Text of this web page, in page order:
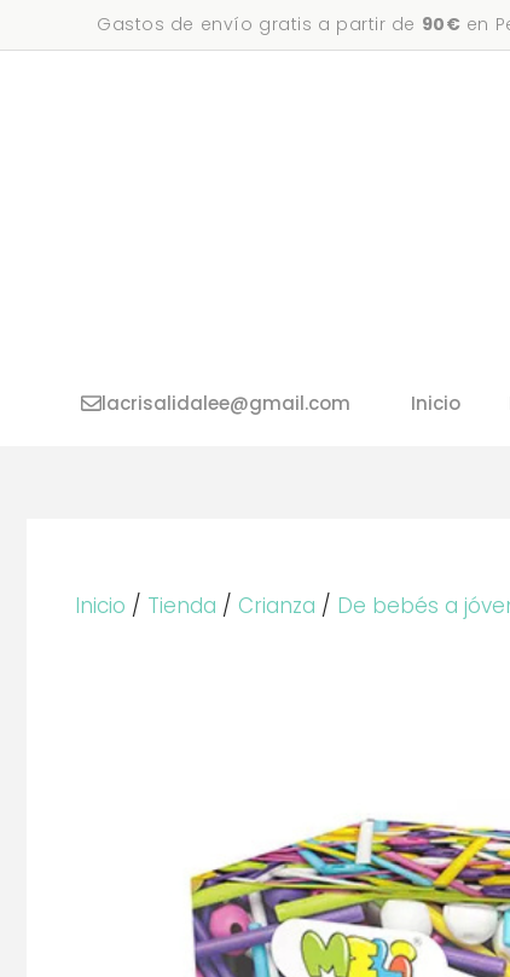
al
Gastos de envío gratis a partir de 90€ en
Inicio
lacrisalidalee@gmail.com
Inicio / Tienda / Crianza / De bebés a